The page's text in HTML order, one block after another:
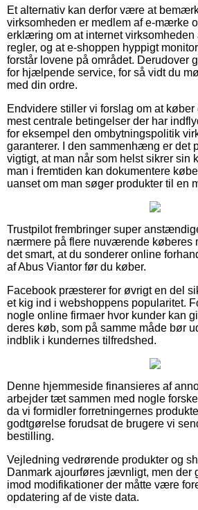
Et alternativ kan derfor være at
virksomheden er medlem af e-mærke
erklæring om at internet virksomheden
regler, og at e-shoppen hyppigt
forstår lovene på området. Derudover
for hjælpende service, for så vidt du
med din ordre.
Endvidere stiller vi forslag om at
mest centrale betingelser der har
for eksempel den ombytningspolitik
garanterer. I den sammenhæng er det
vigtigt, at man når som helst sikrer sin
man i fremtiden kan dokumentere
uanset om man søger produkter til en
Trustpilot frembringer super
nærmere på flere nuværende køberes
det smart, at du sonderer online
af Abus Viantor før du køber.
Facebook præsterer for øvrigt en del
et kig ind i webshoppens popularitet.
nogle online firmaer hvor kunder kan
deres køb, som på samme måde bør
indblik i kundernes tilfredshed.
Denne hjemmeside finansieres af
arbejder tæt sammen med nogle
da vi formidler forretningernes
godtgørelse forudsat de brugere vi
bestilling.
Vejledning vedrørende produkter og
Danmark ajourføres jævnligt, men der
imod modifikationer der måtte være
opdatering af de viste data.